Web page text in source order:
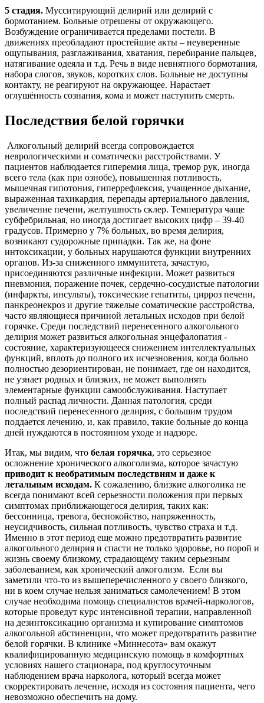
5 стадия. Мусситирующий делирий или делирий с
бормотанием. Больные отрешены от окружающего.
Возбуждение ограничивается пределами постели. В
движениях преобладают простейшие акты – неуверенные
ощупывания, разглаживания, хватания, перебирание пальцев,
натягивание одеяла и т.д. Речь в виде невнятного бормотания,
набора слогов, звуков, коротких слов. Больные не доступны
контакту, не реагируют на окружающее. Нарастает
оглушённость сознания, кома и может наступить смерть.
Последствия белой горячки
Алкогольный делирий всегда сопровождается
неврологическими и соматически расстройствами. У
пациентов наблюдается гиперемия лица, тремор рук, иногда
всего тела (как при ознобе), повышенная потливость,
мышечная гипотония, гиперрефлексия, учащенное дыхание,
выраженная тахикардия, перепады артериального давления,
увеличение печени, желтушность склер. Температура чаще
субфебрильная, но иногда достигает высоких цифр – 39-40
градусов. Примерно у 7% больных, во время делирия,
возникают судорожные припадки. Так же, на фоне
интоксикации, у больных нарушаются функции внутренних
органов. Из-за сниженного иммунитета, зачастую,
присоединяются различные инфекции. Может развиться
пневмония, поражение почек, сердечно-сосудистые патологии
(инфаркты, инсульты), токсические гепатиты, цирроз печени,
панкреонекроз и другие тяжелые соматические расстройства,
часто являющиеся причиной летальных исходов при белой
горячке. Среди последствий перенесенного алкогольного
делирия может развиться алкогольная энцефалопатия -
состояние, характеризующееся снижением интеллектуальных
функций, вплоть до полного их исчезновения, когда больно
полностью дезориентирован, не понимает, где он находится,
не узнает родных и близких, не может выполнять
элементарные функции самообслуживания. Наступает
полный распад личности. Данная патология, среди
последствий перенесенного делирия, с большим трудом
поддается лечению, и, как правило, такие больные до конца
дней нуждаются в постоянном уходе и надзоре.
Итак, мы видим, что белая горячка, это серьезное
осложнение хронического алкоголизма, которое зачастую
приводит к необратимым последствиям и даже к
летальным исходам. К сожалению, близкие алкоголика не
всегда понимают всей серьезности положения при первых
симптомах приближающегося делирия, таких как:
бессонница, тревога, беспокойство, напряженность,
неусидчивость, сильная потливость, чувство страха и т.д.
Именно в этот период еще можно предотвратить развитие
алкогольного делирия и спасти не только здоровье, но порой и
жизнь своему близкому, страдающему таким серьезным
заболеванием, как хронический алкоголизм. Если вы
заметили что-то из вышеперечисленного у своего близкого,
ни в коем случае нельзя заниматься самолечением! В этом
случае необходима помощь специалистов врачей-наркологов,
которые проведут курс интенсивной терапии, направленной
на дезинтоксикацию организма и купирование симптомов
алкогольной абстиненции, что может предотвратить развитие
белой горячки. В клинике «Миннесота» вам окажут
квалифицированную медицинскую помощь в комфортных
условиях нашего стационара, под круглосуточным
наблюдением врача нарколога, который всегда может
скорректировать лечение, исходя из состояния пациента, чего
невозможно обеспечить на дому.